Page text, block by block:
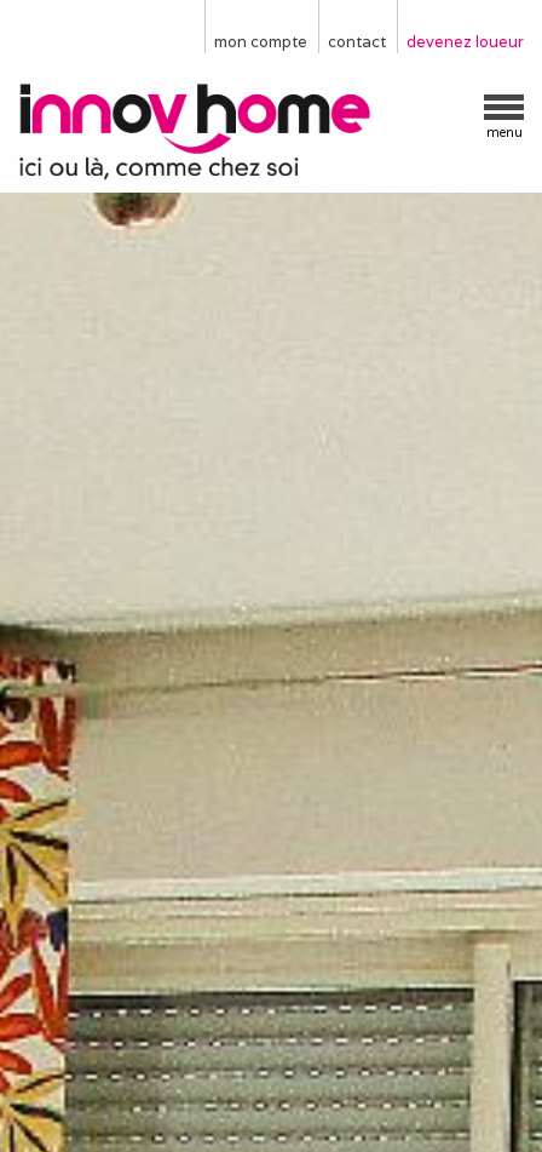
devenez loueur
contact
mon compte
menu